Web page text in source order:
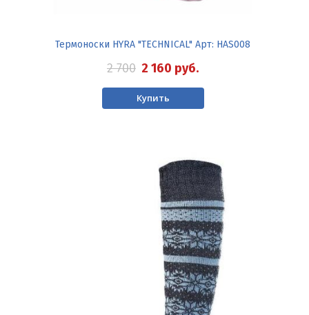
Термоноски HYRA "TECHNICAL" Арт: HAS008
2 700 2 160 руб.
Купить